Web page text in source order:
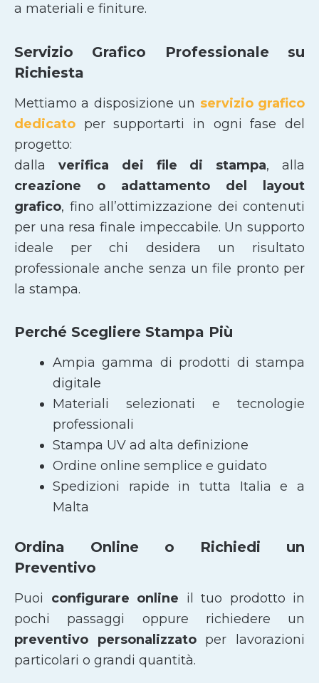
a materiali e finiture.
Servizio Grafico Professionale su
Richiesta
Mettiamo a disposizione un servizio grafico
dedicato per supportarti in ogni fase del
progetto:
dalla verifica dei file di stampa, alla
creazione o adattamento del layout
grafico, fino all’ottimizzazione dei contenuti
per una resa finale impeccabile. Un supporto
ideale per chi desidera un risultato
professionale anche senza un file pronto per
la stampa.
Perché Scegliere Stampa Più
Ampia gamma di prodotti di stampa
digitale
Materiali selezionati e tecnologie
professionali
Stampa UV ad alta definizione
Ordine online semplice e guidato
Spedizioni rapide in tutta Italia e a
Malta
Ordina Online o Richiedi un
Preventivo
Puoi configurare online il tuo prodotto in
pochi passaggi oppure richiedere un
preventivo personalizzatoper lavorazioni
particolari o grandi quantità.